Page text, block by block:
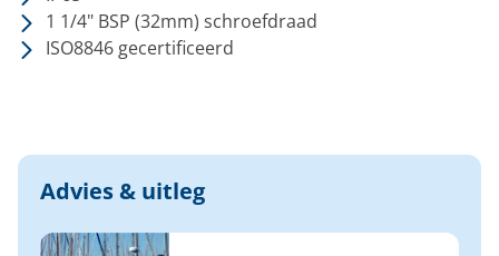
1 1/4" BSP (32mm) schroefdraad
ISO8846 gecertificeerd
Advies & uitleg